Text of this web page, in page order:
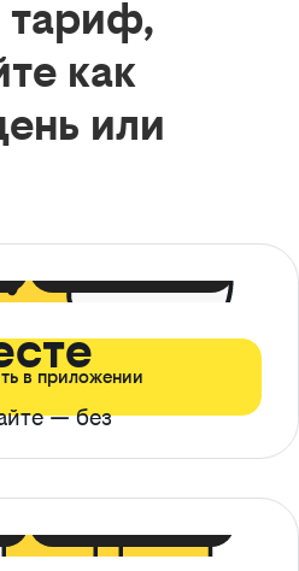
тариф,
как
или
— без
в приложении